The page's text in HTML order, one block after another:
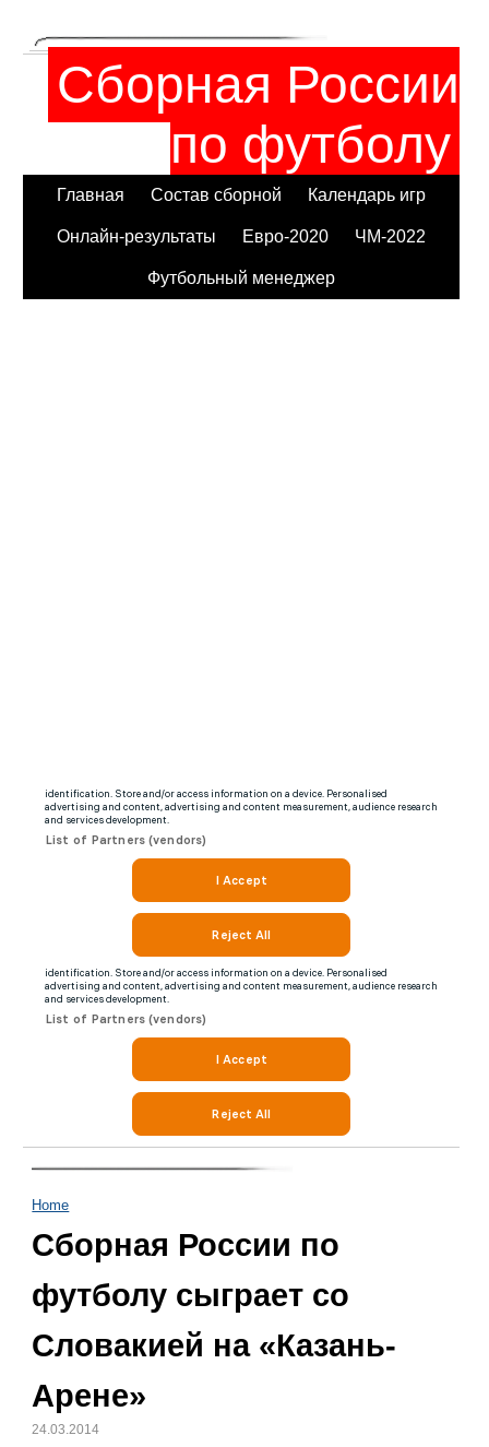
Сборная России
по футболу
Главная Состав сборной Календарь игр
Онлайн-результаты Евро-2020 ЧМ-2022
Футбольный менеджер
Home
Сборная России по
футболу сыграет со
Словакией на «Казань-
Арене»
24.03.2014